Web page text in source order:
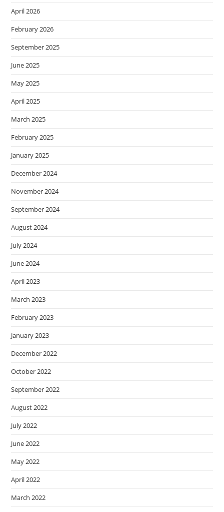
April 2026
February 2026
September 2025
June 2025
May 2025
April 2025
March 2025
February 2025
January 2025
December 2024
November 2024
September 2024
August 2024
July 2024
June 2024
April 2023
March 2023
February 2023
January 2023
December 2022
October 2022
September 2022
August 2022
July 2022
June 2022
May 2022
April 2022
March 2022